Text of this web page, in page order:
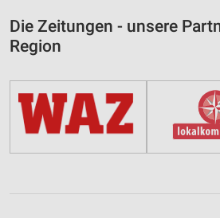
Die Zeitungen - unsere
Region